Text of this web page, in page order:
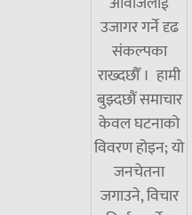
उजागर गर्ने दृढ
संकल्पका
राख्दछौँ । हामी
बुझ्दछौं समाचार
केवल घटनाको
विवरण होइन; यो
जनचेतना
जगाउने, विचार